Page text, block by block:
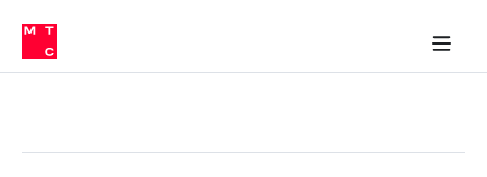
связь
Сервисы и подписки
30% на связь
кабинеты
Мобильная
и
в МТС